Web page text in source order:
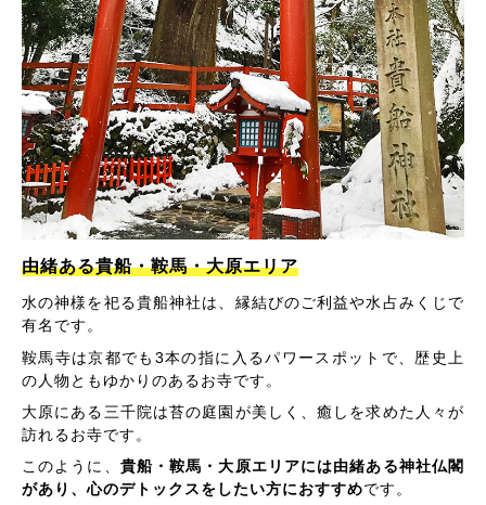
由緒ある貴船・鞍馬・大原エリア
水の神様を祀る貴船神社は、縁結びのご利益や水占みくじで
有名です。
鞍馬寺は京都でも3本の指に入るパワースポットで、歴史上
の人物ともゆかりのあるお寺です。
大原にある三千院は苔の庭園が美しく、癒しを求めた人々が
訪れるお寺です。
このように、 貴船・鞍馬・大原エリアには由緒ある神社仏閣
があり、心のデトックスをしたい方におすすめです。